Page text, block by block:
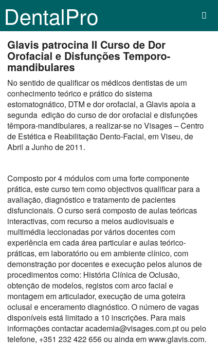
DentalPro
Glavis patrocina II Curso de Dor
Orofacial e Disfunções Temporo-
mandibulares
No sentido de qualificar os médicos dentistas de um
conhecimento teórico e prático do sistema
estomatognático, DTM e dor orofacial, a Glavis apoia a
segunda edição do curso de dor orofacial e disfunções
têmpora-mandibulares, a realizar-se no Visages – Centro
de Estética e Reabilitação Dento-Facial, em Viseu, de
Abril a Junho de 2011.
Composto por 4 módulos com uma forte componente
prática, este curso tem como objectivos qualificar para a
avaliação, diagnóstico e tratamento de pacientes
disfuncionais. O curso será composto de aulas teóricas
interactivas, com recurso a meios audiovisuais e
multimédia leccionadas por vários docentes com
experiência em cada área particular e aulas teórico-
práticas, em laboratório ou em ambiente clínico, com
demonstração por docentes e execução pelos alunos de
procedimentos como: História Clínica de Oclusão,
obtenção de modelos, registos com arco facial e
montagem em articulador, execução de uma goteira
oclusal e enceramento diagnóstico. O número de vagas
disponíveis está limitado a 10 inscrições. Para mais
informações contactar academia@visages.com.pt ou pelo
telefone, +351 232 422 656 ou ainda em www.glavis.com.